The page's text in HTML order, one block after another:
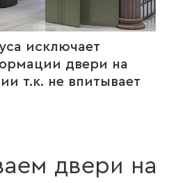
исключает
двери на
т.к. не впитывает
двери на